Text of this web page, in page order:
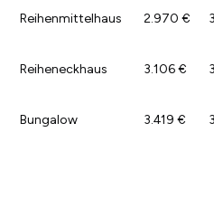
Reihenmittelhaus 2.970 €
Reiheneckhaus 3.106 €
Bungalow 3.419 €